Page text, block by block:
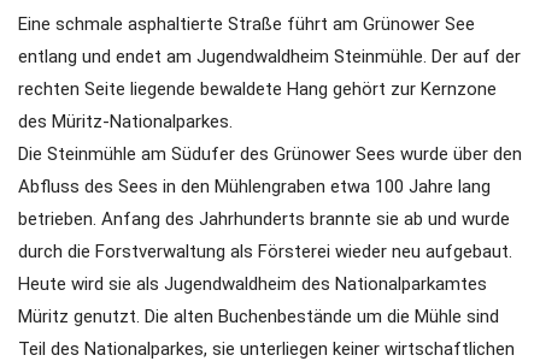
Eine schmale asphaltierte Straße führt am Grünower See
entlang und endet am Jugendwaldheim Steinmühle. Der auf der
rechten Seite liegende bewaldete Hang gehört zur Kernzone
des Müritz-Nationalparkes.
Die Steinmühle am Südufer des Grünower Sees wurde über den
Abfluss des Sees in den Mühlengraben etwa 100 Jahre lang
betrieben. Anfang des Jahrhunderts brannte sie ab und wurde
durch die Forstverwaltung als Försterei wieder neu aufgebaut.
Heute wird sie als Jugendwaldheim des Nationalparkamtes
Müritz genutzt. Die alten Buchenbestände um die Mühle sind
Teil des Nationalparkes, sie unterliegen keiner wirtschaftlichen